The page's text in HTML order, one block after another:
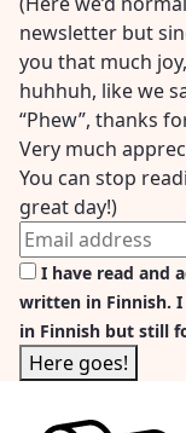
newsletter but
you that much
huhhuh, like we
“Phew”, thanks
Very much
You can stop
great day!)
I have read and
written in Finnish.
in Finnish but still